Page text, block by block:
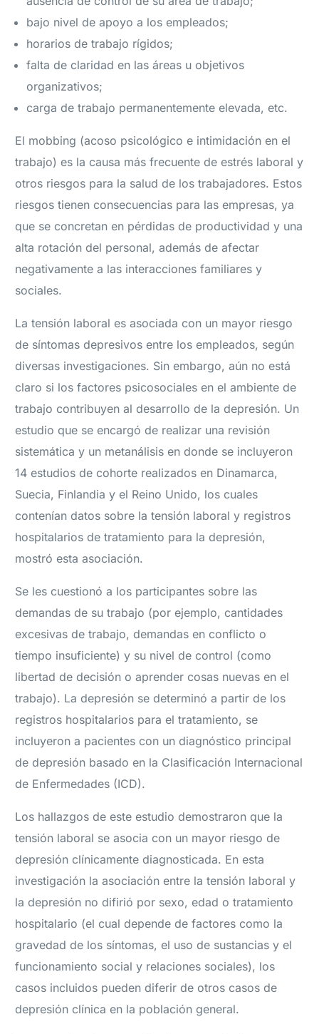
bajo nivel de apoyo a los empleados;
horarios de trabajo rígidos;
falta de claridad en las áreas u objetivos
organizativos;
carga de trabajo permanentemente elevada, etc.
El mobbing (acoso psicológico e intimidación en el
trabajo) es la causa más frecuente de estrés laboral y
otros riesgos para la salud de los trabajadores. Estos
riesgos tienen consecuencias para las empresas, ya
que se concretan en pérdidas de productividad y una
alta rotación del personal, además de afectar
negativamente a las interacciones familiares y
sociales.
La tensión laboral es asociada con un mayor riesgo
de síntomas depresivos entre los empleados, según
diversas investigaciones. Sin embargo, aún no está
claro si los factores psicosociales en el ambiente de
trabajo contribuyen al desarrollo de la depresión. Un
estudio que se encargó de realizar una revisión
sistemática y un metanálisis en donde se incluyeron
14 estudios de cohorte realizados en Dinamarca,
Suecia, Finlandia y el Reino Unido, los cuales
contenían datos sobre la tensión laboral y registros
hospitalarios de tratamiento para la depresión,
mostró esta asociación.
Se les cuestionó a los participantes sobre las
demandas de su trabajo (por ejemplo, cantidades
excesivas de trabajo, demandas en conflicto o
tiempo insuficiente) y su nivel de control (como
libertad de decisión o aprender cosas nuevas en el
trabajo). La depresión se determinó a partir de los
registros hospitalarios para el tratamiento, se
incluyeron a pacientes con un diagnóstico principal
de depresión basado en la Clasificación Internacional
de Enfermedades (ICD).
Los hallazgos de este estudio demostraron que la
tensión laboral se asocia con un mayor riesgo de
depresión clínicamente diagnosticada. En esta
investigación la asociación entre la tensión laboral y
la depresión no difirió por sexo, edad o tratamiento
hospitalario (el cual depende de factores como la
gravedad de los síntomas, el uso de sustancias y el
funcionamiento social y relaciones sociales), los
casos incluidos pueden diferir de otros casos de
depresión clínica en la población general.